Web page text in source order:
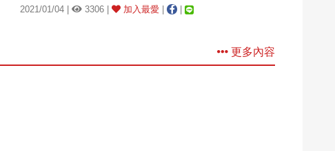
2021/01/04 | 3306 | 加入最愛
更多內容